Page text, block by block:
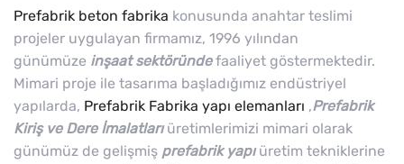
Prefabrik beton fabrika konusunda anahtar teslimi
projeler uygulayan firmamız, 1996 yılından
günümüze inşaat sektöründefaaliyet göstermektedir.
Mimari proje ile tasarıma başladığımız endüstriyel
yapılarda, Prefabrik Fabrika yapı elemanları ,Prefabrik
Kiriş ve Dere İmalatları üretimlerimizi mimari olarak
günümüz de gelişmiş prefabrik yapıüretim tekniklerine